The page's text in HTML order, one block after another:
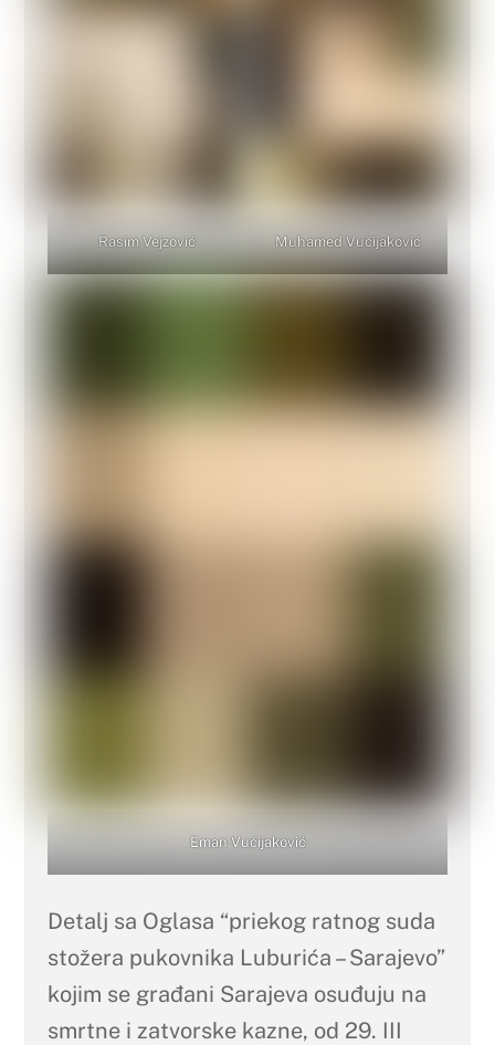
Rasim Vejzović Muhamed Vučijaković
Eman Vučijaković
Detalj sa Oglasa “priekog ratnog suda
stožera pukovnika Luburića – Sarajevo”
kojim se građani Sarajeva osuđuju na
smrtne i zatvorske kazne, od 29. III